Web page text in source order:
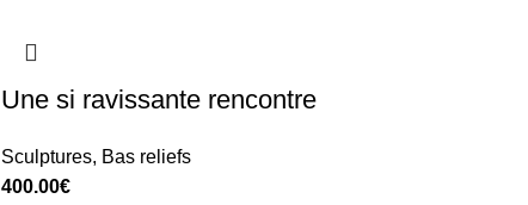
Une si ravissante rencontre
Sculptures, Bas reliefs
400.00€